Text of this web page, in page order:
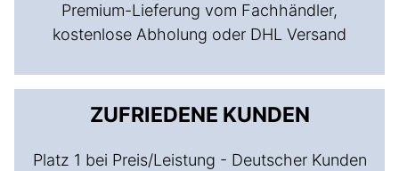
Premium-Lieferung vom Fachhändler,
kostenlose Abholung oder DHL Versand
ZUFRIEDENE KUNDEN
Platz 1 bei Preis/Leistung - Deutscher Kunden